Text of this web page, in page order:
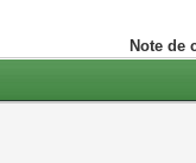
Note de